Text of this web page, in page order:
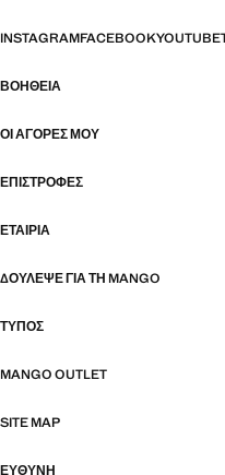
INSTAGRAMFACEBOOKYOUTUBE
ΒΟΉΘΕΙΑ
ΟΙ ΑΓΟΡΈΣ ΜΟΥ
ΕΠΙΣΤΡΟΦΈΣ
ΕΤΑΙΡΊΑ
ΔΟΎΛΕΨΕ ΓΙΑ ΤΗ MANGO
ΤΎΠΟΣ
MANGO OUTLET
SITE MAP
ΕΥΘΥΝΗ